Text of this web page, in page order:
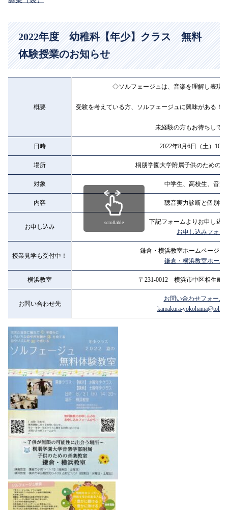
2022年度 幼稚科【年少】クラス 無料
体験授業のお知らせ
概要
◇ソルフェージュは、音楽を理解し表現
受験を考えている方、ソルフェージュに興味がある！
未経験の方もお待ちして
日時 2022年8月6日（土）
場所 桐朋学園大学附属子供のための
対象 中学生、高校生、音大
内容 聴音実力診断と個別学
お申し込み
下記フォームよりお申し込
お申し込みフォー
授業見学も受付中！
鎌倉・横浜教室ホームページを
鎌倉・横浜教室ホーム
横浜教室 〒231-0012 横浜市中区相生町
お問い合わせ先
お問い合わせフォーム
kamakura-
scrollable